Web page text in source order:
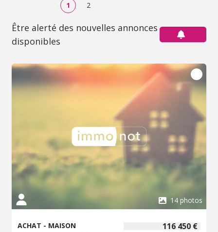
1 2
Être alerté des nouvelles annonces
disponibles
14 photos
116 450 €
ACHAT - MAISON